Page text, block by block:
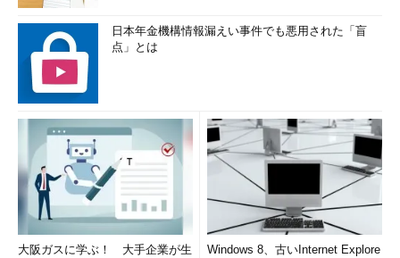
日本年金機構情報漏えい事件でも悪用された「盲
点」とは
大阪ガスに学ぶ！ 大手企業が生
Windows 8、古いInternet Explore